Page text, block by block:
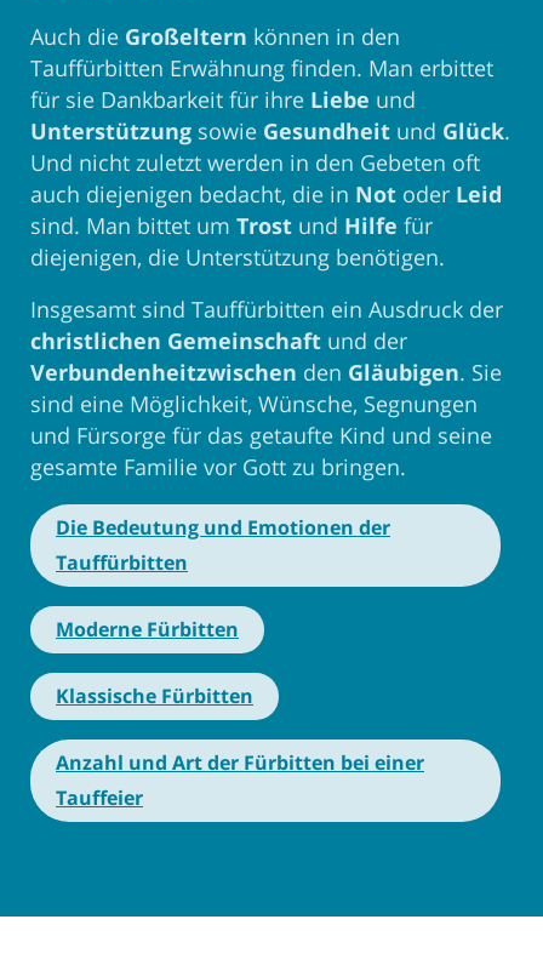
Auch die Großeltern können in den
Tauffürbitten Erwähnung finden. Man erbittet
für sie Dankbarkeit für ihre Liebe und
Unterstützung sowie Gesundheit und Glück.
Und nicht zuletzt werden in den Gebeten oft
auch diejenigen bedacht, die in Not oder Leid
sind. Man bittet um Trost und Hilfe für
diejenigen, die Unterstützung benötigen.
Insgesamt sind Tauffürbitten ein Ausdruck der
christlichen Gemeinschaft und der
Verbundenheitzwischen den Gläubigen. Sie
sind eine Möglichkeit, Wünsche, Segnungen
und Fürsorge für das getaufte Kind und seine
gesamte Familie vor Gott zu bringen.
Die Bedeutung und Emotionen der
Tauffürbitten
Moderne Fürbitten
Klassische Fürbitten
Anzahl und Art der Fürbitten bei einer
Tauffeier